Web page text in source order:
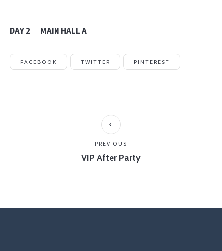
DAY 2 MAIN HALL A
FACEBOOK TWITTER PINTEREST
VIP After Party
PREVIOUS